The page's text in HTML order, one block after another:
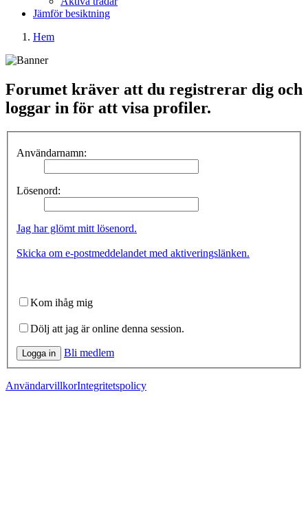
Jämför besiktning
Hem
Forumet kräver att du registrerar dig och
loggar in för att visa profiler.
Användarnamn:
Lösenord:
Jag har glömt mitt lösenord.
Skicka om e-postmeddelandet med aktiveringslänken.
Kom ihåg mig
Dölj att jag är online denna session.
Logga in Bli medlem
AnvändarvillkorIntegritetspolicy